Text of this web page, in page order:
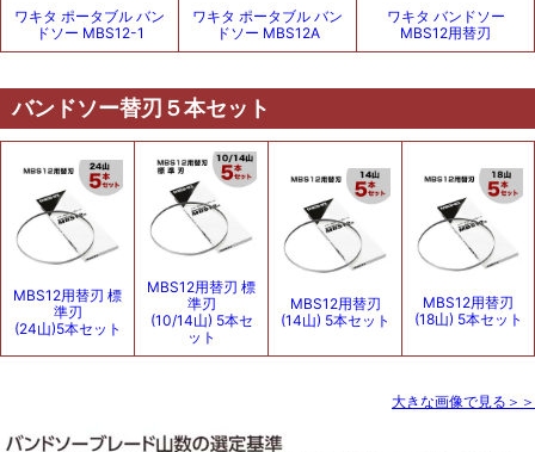
ワキタ ポータブル バン
ドソー MBS12-1
ワキタ ポータブル バン
ドソー MBS12A
ワキタ バンドソー
MBS12用替刃
バンドソー替刃５本セット
MBS12用替刃 標
準刃
(24山)5本セット
MBS12用替刃 標
準刃
(10/14山) 5本セ
ット
MBS12用替刃
(14山) 5本セット
MBS12用替刃
(18山) 5本セット
大きな画像で見る＞＞